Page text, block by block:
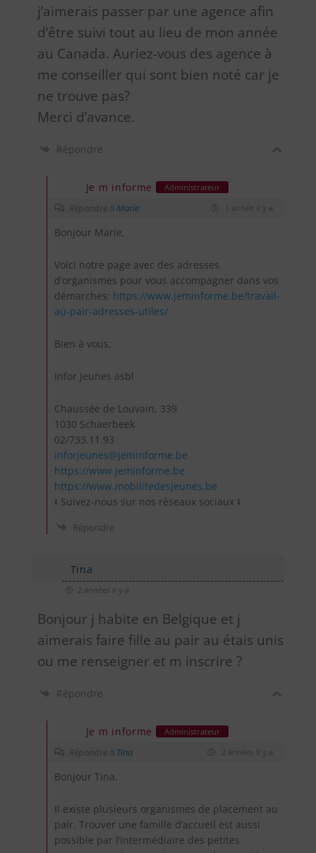
j’aimerais passer par une agence afin
d’être suivi tout au lieu de mon année
au Canada. Auriez-vous des agence à
me conseiller qui sont bien noté car je
ne trouve pas?
Merci d’avance.
Répondre
Je m informe Administrateur
Répondre à Marie 1 année il y a
Bonjour Marie,
Voici notre page avec des adresses
d’organismes pour vous accompagner dans vos
démarches: https://www.jeminforme.be/travail-
au-pair-adresses-utiles/
Bien à vous,
Infor Jeunes asbl
Chaussée de Louvain, 339
1030 Schaerbeek
02/733.11.93
inforjeunes@jeminforme.be
https://www.jeminforme.be
https://www.mobilitedesjeunes.be
⭣ Suivez-nous sur nos réseaux sociaux ⭣
Répondre
Tina
2 années il y a
Bonjour j habite en Belgique et j
aimerais faire fille au pair au étais unis
ou me renseigner et m inscrire ?
Répondre
Je m informe Administrateur
Répondre à Tina 2 années il y a
Bonjour Tina,
Il existe plusieurs organismes de placement au
pair. Trouver une famille d’accueil est aussi
possible par l’intermédiaire des petites